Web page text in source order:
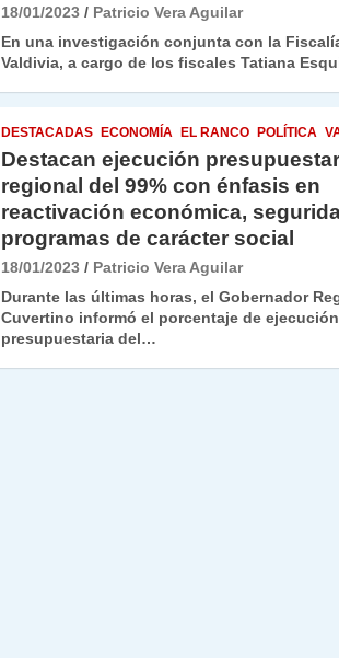
18/01/2023
Patricio Vera Aguilar
En una investigación conjunta con la
Valdivia, a cargo de los fiscales Tatiana
DESTACADAS ECONOMÍA EL RANCO POLÍTICA
Destacan ejecución
regional del 99% con énfasis en
reactivación económica,
programas de carácter social
18/01/2023
Patricio Vera Aguilar
Durante las últimas horas, el Gobernador
Cuvertino informó el porcentaje de ejecución
presupuestaria del…